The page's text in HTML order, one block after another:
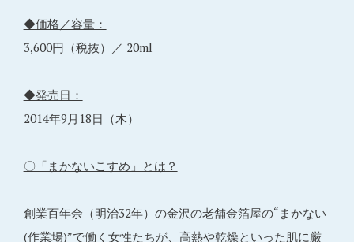
◆価格／容量：
3,600円（税抜）／ 20ml
◆発売日：
2014年9月18日（木）
〇「まかないこすめ」とは？
創業百年余（明治32年）の金沢の老舗金箔屋の“まかない
(作業場)”で働く女性たちが、高熱や乾燥といった肌に厳